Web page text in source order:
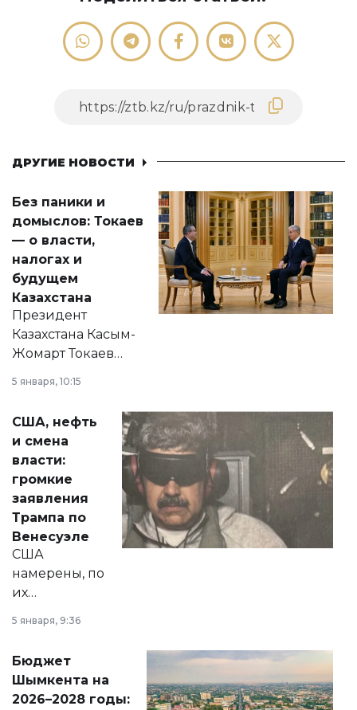
ДРУГИЕ НОВОСТИ
Без паники и
домыслов: Токаев
— о власти,
налогах и
будущем
Казахстана
Президент
Казахстана Касым-
Жомарт Токаев
сразу несколько
актуальных тем —
от слухов о
политических
реформах до
вопросов армии,
экономики и
личного здоровья.
5 января, 10:15
США, нефть
и смена
власти:
громкие
заявления
Трампа по
Венесуэле
США
намерены, по
их
принести
народу
Венесуэлы.
5 января, 9:36
Бюджет
Шымкента на
2026–2028 годы: